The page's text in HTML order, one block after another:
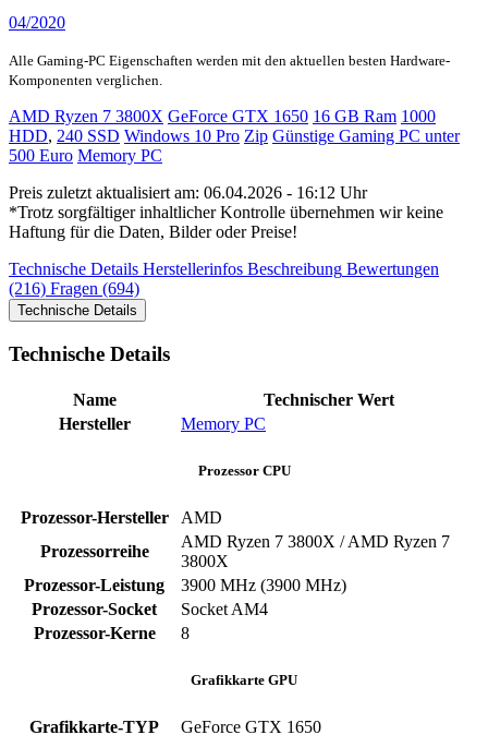
04/2020
Alle Gaming-PC Eigenschaften werden mit den aktuellen besten Hardware-
Komponenten verglichen.
AMD Ryzen 7 3800X GeForce GTX 1650 16 GB Ram 1000
HDD, 240 SSD Windows 10 Pro Zip Günstige Gaming PC unter
500 Euro Memory PC
Preis zuletzt aktualisiert am: 06.04.2026 - 16:12 Uhr
*Trotz sorgfältiger inhaltlicher Kontrolle übernehmen wir keine
Haftung für die Daten, Bilder oder Preise!
Technische Details Herstellerinfos Beschreibung Bewertungen
(216) Fragen (694)
Technische Details
Technische Details
Name
Technischer Wert
Hersteller
Memory PC
Prozessor CPU
Prozessor-Hersteller
AMD
Prozessorreihe
AMD Ryzen 7 3800X / AMD Ryzen 7
3800X
Prozessor-Leistung
3900 MHz (3900 MHz)
Prozessor-Socket
Socket AM4
Prozessor-Kerne
8
Grafikkarte GPU
Grafikkarte-TYP GeForce GTX 1650